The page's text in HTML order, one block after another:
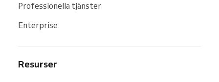
Professionella tjänster
Enterprise
Resurser